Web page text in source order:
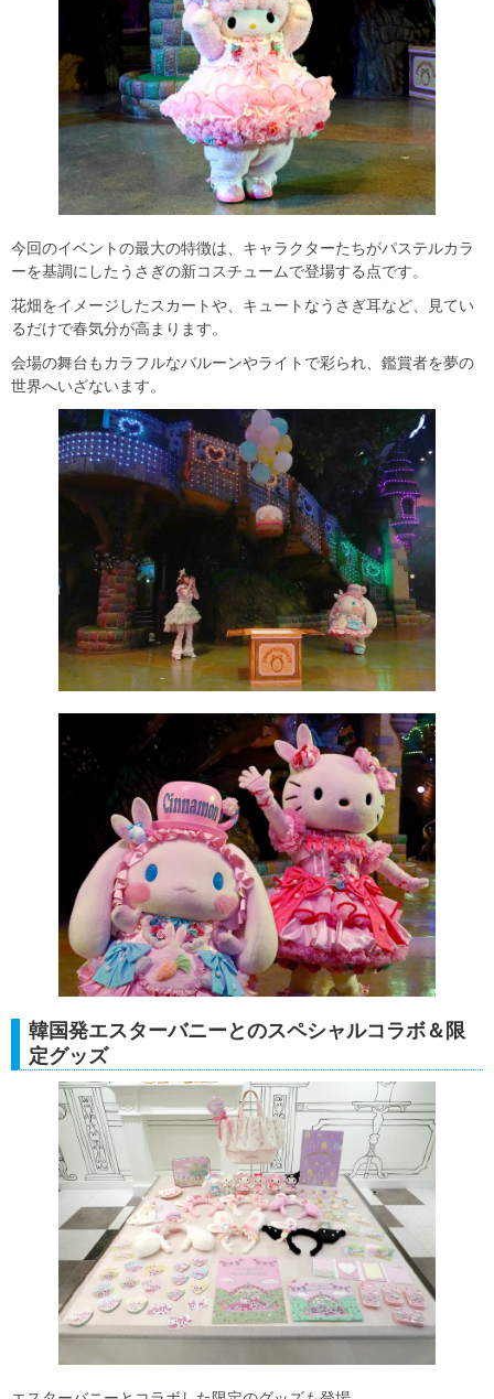
今回のイベントの最大の特徴は、キャラクターたちがパステルカラ
ーを基調にしたうさぎの新コスチュームで登場する点です。
花畑をイメージしたスカートや、キュートなうさぎ耳など、見てい
るだけで春気分が高まります。
会場の舞台もカラフルなバルーンやライトで彩られ、鑑賞者を夢の
世界へいざないます。
韓国発エスターバニーとのスペシャルコラボ＆限
定グッズ